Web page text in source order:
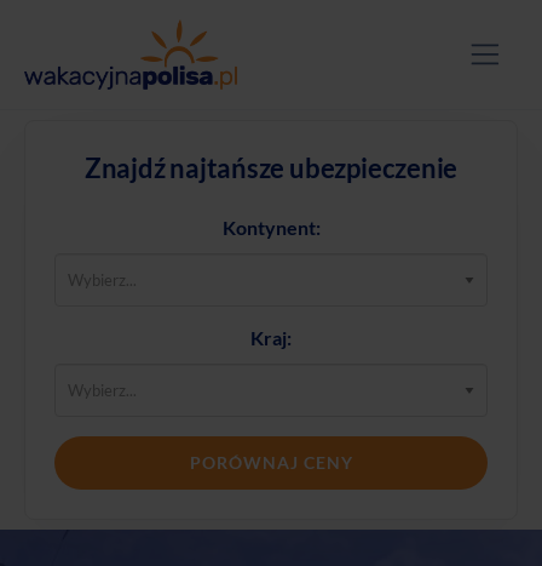
Znajdź najtańsze ubezpieczenie
Kontynent:
Kraj:
PORÓWNAJ CENY